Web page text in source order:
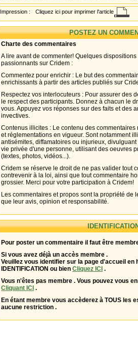
Impression : Cliquez ici pour imprimer l'article
POSTEZ UN
Charte des commentaires
A lire avant de commenter! Quelques
passionnants sur Cridem :
Commentez pour enrichir : Le but des
enrichissants à partir des articles publiés sur
Respectez vos interlocuteurs : Pour assurer des
le respect des participants. Donnez à chacun le
vous. Appuyez vos réponses sur des faits et des
invectives.
Contenus illicites : Le contenu des
et réglementations en vigueur. Sont notamment
antisémites, diffamatoires ou injurieux,
vie privée d'une personne, utilisant des oeuvres
(textes, photos, vidéos...).
Cridem se réserve le droit de ne pas valider tout
contrevenir à la loi, ainsi que tout commentaire
grossier. Merci pour votre participation à Cridem!
Les commentaires et propos sont la propriété de
que leur avis, opinion et responsabilité.
Pour poster un commentaire il faut être
Si vous avez déjà un accès membre .
Veuillez vous identifier sur la page d'accueil en
IDENTIFICATION ou bien Cliquez ICI .
Vous n'êtes pas membre . Vous pouvez vous
Cliquant ICI .
En étant membre vous accèderez à TOUS les
aucune restriction .